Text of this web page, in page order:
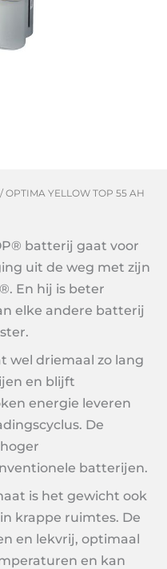
/ OPTIMA YELLOW TOP 55 AH
batterij gaat voor
uit de weg met zijn
En hij is beter
elke andere batterij
wel driemaal zo lang
en blijft
energie leveren
De
batterijen.
is het gewicht ook
krappe ruimtes. De
en lekvrij, optimaal
en kan